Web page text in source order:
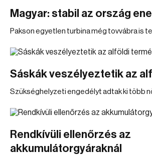
Magyar: stabil az ország
Pakson egyetlen turbina még tovvábra is
Sáskák veszélyeztetik az
Szükséghelyzeti engedélyt adtak ki több
Rendkívüli ellenőrzés az
akkumulátorgyáraknál